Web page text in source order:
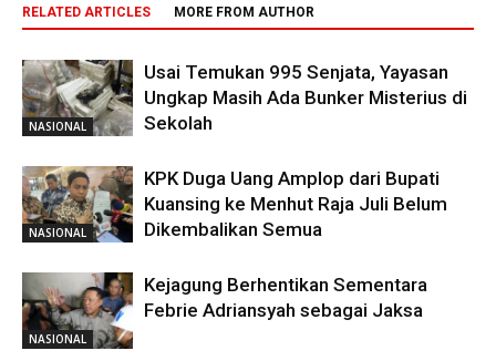
RELATED ARTICLES MORE FROM AUTHOR
NASIONAL
Usai Temukan 995 Senjata, Yayasan
Ungkap Masih Ada Bunker Misterius di
Sekolah
NASIONAL
KPK Duga Uang Amplop dari Bupati
Kuansing ke Menhut Raja Juli Belum
Dikembalikan Semua
NASIONAL
Kejagung Berhentikan Sementara
Febrie Adriansyah sebagai Jaksa